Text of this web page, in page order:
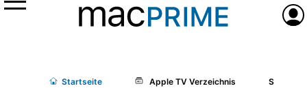
Menü
Startseite Apple TV Verzeichnis Silo